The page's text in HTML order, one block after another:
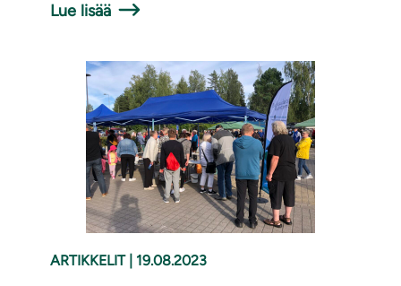
Lue lisää
ARTIKKELIT 19.08.2023